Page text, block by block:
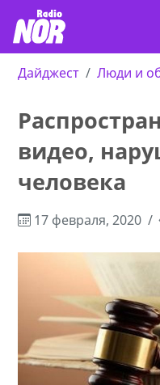
Дайджест Люди и
видео,
человека
17 февраля, 2020